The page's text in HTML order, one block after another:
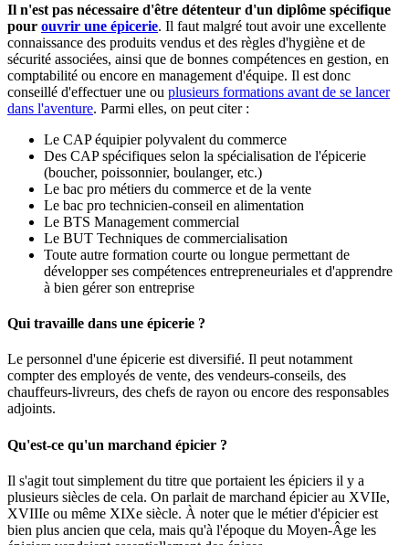
Il n'est pas nécessaire d'être détenteur d'un diplôme spécifique
pour ouvrir une épicerie. Il faut malgré tout avoir une excellente
connaissance des produits vendus et des règles d'hygiène et de
sécurité associées, ainsi que de bonnes compétences en gestion, en
comptabilité ou encore en management d'équipe. Il est donc
conseillé d'effectuer une ou plusieurs formations avant de se lancer
dans l'aventure. Parmi elles, on peut citer :
Le CAP équipier polyvalent du commerce
Des CAP spécifiques selon la spécialisation de l'épicerie
(boucher, poissonnier, boulanger, etc.)
Le bac pro métiers du commerce et de la vente
Le bac pro technicien-conseil en alimentation
Le BTS Management commercial
Le BUT Techniques de commercialisation
Toute autre formation courte ou longue permettant de
développer ses compétences entrepreneuriales et d'apprendre
à bien gérer son entreprise
Qui travaille dans une épicerie ?
Le personnel d'une épicerie est diversifié. Il peut notamment
compter des employés de vente, des vendeurs-conseils, des
chauffeurs-livreurs, des chefs de rayon ou encore des responsables
adjoints.
Qu'est-ce qu'un marchand épicier ?
Il s'agit tout simplement du titre que portaient les épiciers il y a
plusieurs siècles de cela. On parlait de marchand épicier au XVIIe,
XVIIIe ou même XIXe siècle. À noter que le métier d'épicier est
bien plus ancien que cela, mais qu'à l'époque du Moyen-Âge les